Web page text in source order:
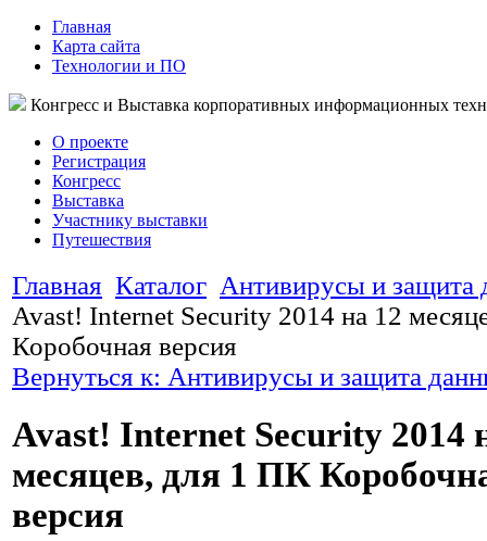
Главная
Карта сайта
Технологии и ПО
Конгресс и Выставка корпоративных информационных
О проекте
Регистрация
Конгресс
Выставка
Участнику выставки
Путешествия
Главная Каталог Антивирусы и защита
Avast! Internet Security 2014 на 12
Коробочная версия
Вернуться к: Антивирусы и защита
Avast! Internet Security 2014
месяцев, для 1 ПК
версия